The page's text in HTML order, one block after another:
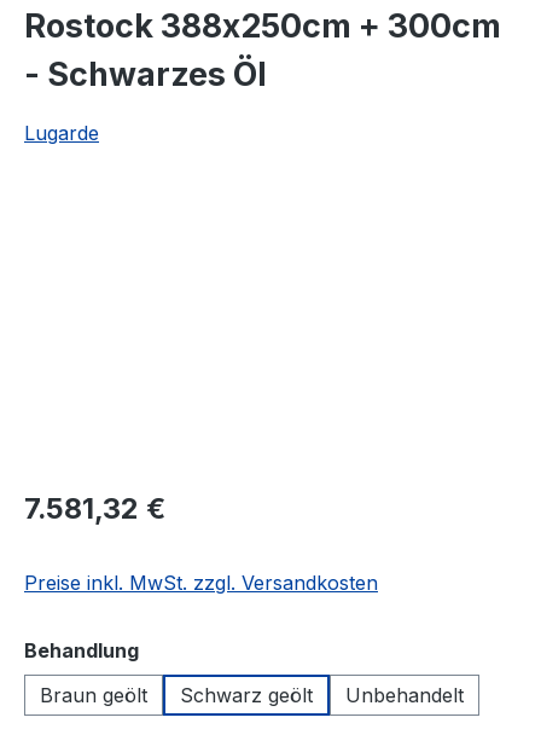
Rostock 388x250cm + 300cm
- Schwarzes Öl
Lugarde
7.581,32 €
Preise inkl. MwSt. zzgl. Versandkosten
Behandlungauswählen
Braun geölt
Schwarz geölt Unbehandelt